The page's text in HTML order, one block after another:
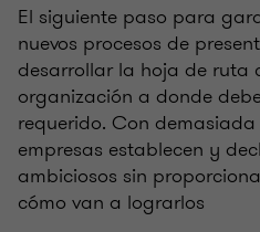
El siguiente paso para
nuevos procesos de
desarrollar la hoja de ruta
organización a donde
requerido. Con
empresas establecen y
ambiciosos sin
cómo van a lograrlos